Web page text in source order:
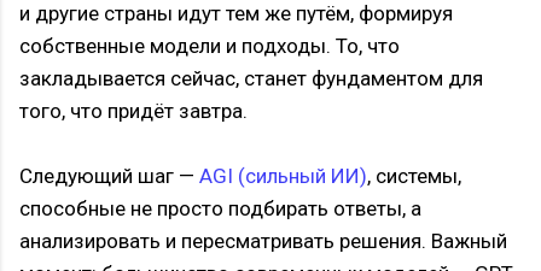
и другие страны идут тем же путём, формируя
собственные модели и подходы. То, что
закладывается сейчас, станет фундаментом для
того, что придёт завтра.
Следующий шаг — AGI (сильный ИИ), системы,
способные не просто подбирать ответы, а
анализировать и пересматривать решения. Важный